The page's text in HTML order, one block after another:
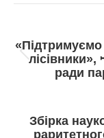
ради
Збірка